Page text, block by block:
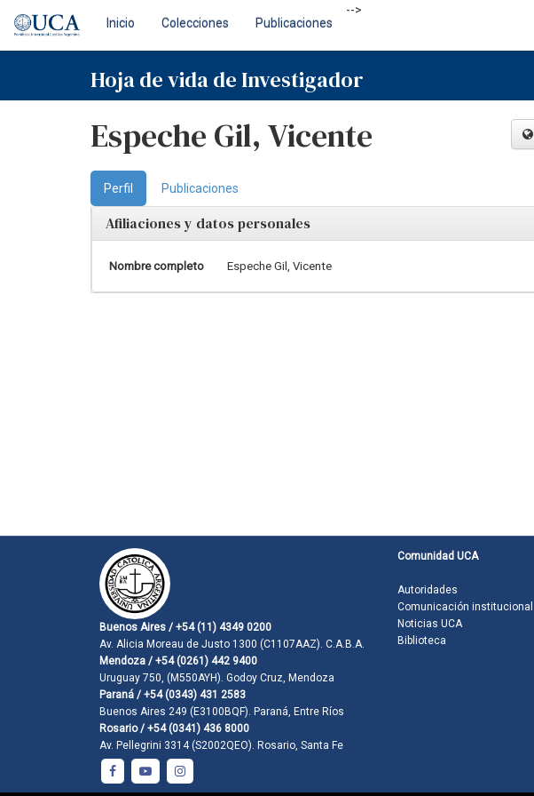
navigation
Inicio Colecciones Publicaciones
-->
Hoja de vida de Investigador
Espeche Gil, Vicente
Perfil Publicaciones
Afiliaciones y datos personales
Nombre completo Espeche Gil, Vicente
Buenos Aires / +54 (11) 4349 0200
Av. Alicia Moreau de Justo 1300 (C1107AAZ). C.A.B.A.
Mendoza / +54 (0261) 442 9400
Uruguay 750, (M550AYH). Godoy Cruz, Mendoza
Paraná / +54 (0343) 431 2583
Buenos Aires 249 (E3100BQF). Paraná, Entre Ríos
Rosario / +54 (0341) 436 8000
Av. Pellegrini 3314 (S2002QEO). Rosario, Santa Fe
Comunidad UCA
Autoridades
Comunicación institucional
Noticias UCA
Biblioteca